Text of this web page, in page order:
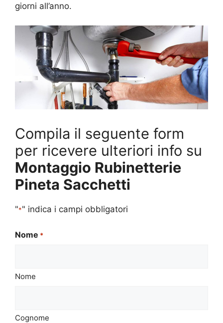
giorni all’anno.
Compila il seguente form
per ricevere ulteriori info su
Montaggio Rubinetterie
Pineta Sacchetti
"*" indica i campi obbligatori
Nome *
Nome
Cognome